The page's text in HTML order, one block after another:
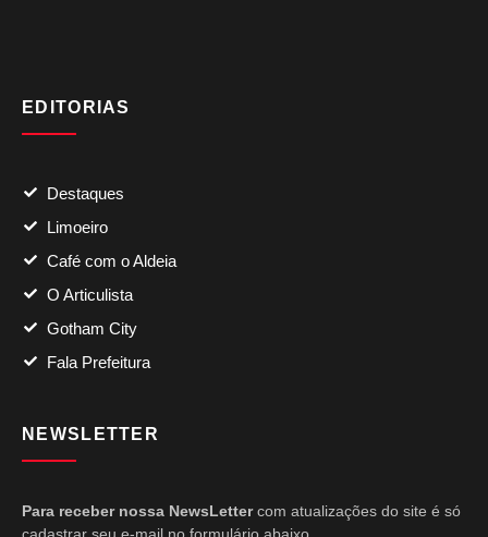
EDITORIAS
Destaques
Limoeiro
Café com o Aldeia
O Articulista
Gotham City
Fala Prefeitura
NEWSLETTER
Para receber nossa NewsLettercom atualizações do site é só
cadastrar seu e-mail no formulário abaixo.